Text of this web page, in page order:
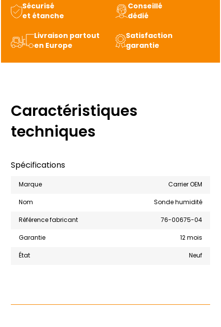
Sécurisé
et étanche
Conseillé
dédié
Livraison partout
en Europe
Satisfaction
garantie
Caractéristiques
techniques
Spécifications
Marque
Carrier OEM
Nom
Sonde humidité
Référence fabricant
76-00675-04
Garantie
12 mois
État
Neuf
détachée
d’origine
pour
groupes
frigorifiques